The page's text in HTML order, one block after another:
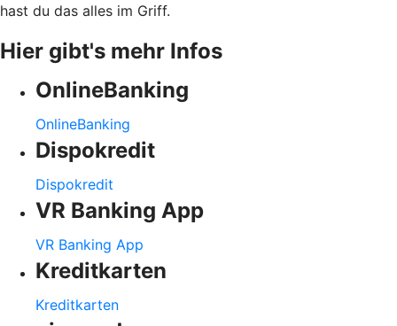
hast du das alles im Griff.
Hier gibt's mehr Infos
OnlineBanking
OnlineBanking
Dispokredit
Dispokredit
VR Banking App
VR Banking App
Kreditkarten
Kreditkarten